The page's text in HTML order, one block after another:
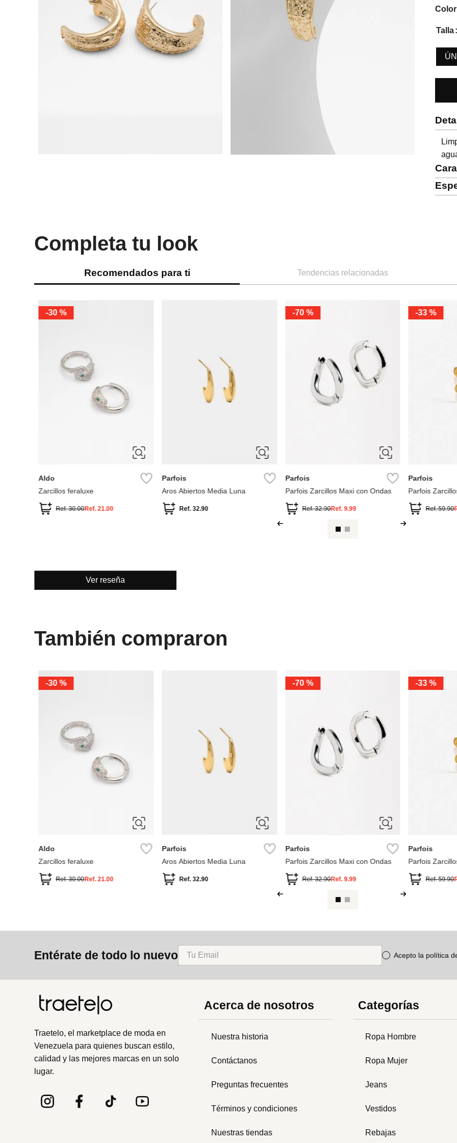
Color
Talla
Completa tu look
Recomendados para ti Tendencias relacionadas
-30 %
Aldo
Zarcillos feraluxe
Ref.30.00Ref.21.00
Parfois
Aros Abiertos Media Luna
Ref.32.90
-70 %
Parfois
Parfois Zarcillos Maxi con Ondas
Ref.32.90Ref.9.99
-33 %
Parfois
Parfois
Ref.59.90
Ver reseña
También compraron
-30 %
Aldo
Zarcillos feraluxe
Ref.30.00Ref.21.00
Parfois
Aros Abiertos Media Luna
Ref.32.90
-70 %
Parfois
Parfois Zarcillos Maxi con Ondas
Ref.32.90Ref.9.99
-33 %
Parfois
Parfois
Ref.59.90
Entérate de todo lo nuevo Acepto la política
Traetelo, el marketplace de moda en
Venezuela para quienes buscan estilo,
calidad y las mejores marcas en un solo
lugar.
Acerca de nosotros
Nuestra historia
Contáctanos
Preguntas frecuentes
Términos y condiciones
Nuestras tiendas
Categorías
Ropa Hombre
Ropa Mujer
Jeans
Vestidos
Rebajas
bolso
bimba lola